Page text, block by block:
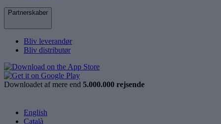
Partnerskaber
Bliv leverandør
Bliv distributør
Downloadet af mere end 5.000.000 rejsende
English
Català